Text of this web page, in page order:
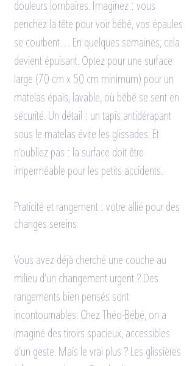
douleurs lombaires. Imaginez : vous
penchez la tête pour voir bébé, vos épaules
se courbent… En quelques semaines, cela
devient épuisant. Optez pour une surface
large (70 cm x 50 cm minimum) pour un
matelas épais, lavable, où bébé se sent en
sécurité. Un détail : un tapis antidérapant
sous le matelas évite les glissades. Et
n’oubliez pas : la surface doit être
imperméable pour les petits accidents.
Praticité et rangement : votre allié pour des
changes sereins
Vous avez déjà cherché une couche au
milieu d’un changement urgent ? Des
rangements bien pensés sont
incontournables. Chez Théo-Bébé, on a
imaginé des tiroirs spacieux, accessibles
d’un geste. Mais le vrai plus ? Les glissières